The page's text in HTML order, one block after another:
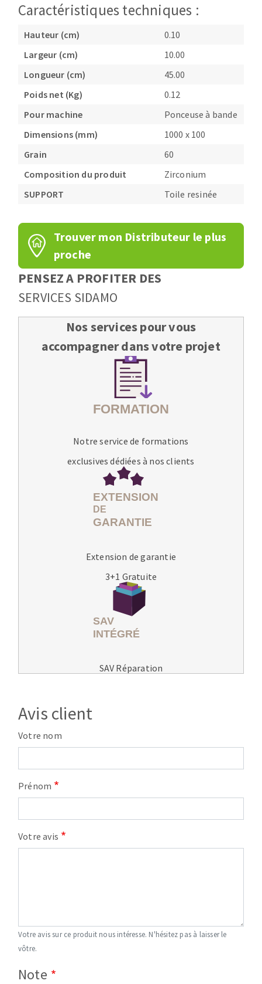
Caractéristiques techniques :
Hauteur (cm)
0.10
Largeur (cm)
10.00
Longueur (cm)
45.00
Poids net (Kg)
0.12
Pour machine
Ponceuse à bande
Dimensions (mm)
1000 x 100
Grain
60
Composition du produit
Zirconium
SUPPORT
Toile resinée
Trouver mon Distributeur le plus
proche
PENSEZ A PROFITER DES
SERVICES SIDAMO
Nos services pour vous
accompagner dans votre projet
Notre service de formations
exclusives dédiées à nos clients
Extension de garantie
3+1 Gratuite
SAV Réparation
Avis client
Votre nom
Prénom
Votre avis
Votre avis sur ce produit nous intéresse. N'hésitez pas à laisser le
vôtre.
Note